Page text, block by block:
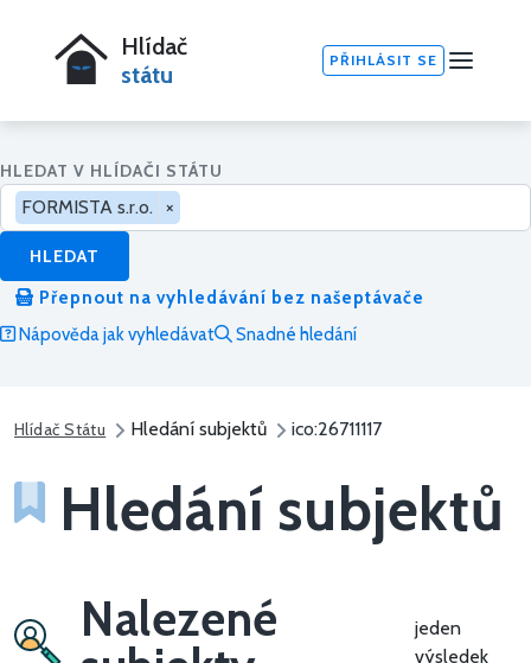
Hlídač
státu
PŘIHLÁSIT SE
HLEDAT V HLÍDAČI STÁTU
FORMISTA s.r.o. ×
HLEDAT
Přepnout na vyhledávání bez našeptávače
Nápověda jak vyhledávat
Snadné hledání
Hlídač Státu Hledání subjektů ico:26711117
Hledání subjektů
Nalezené
jeden
výsledek